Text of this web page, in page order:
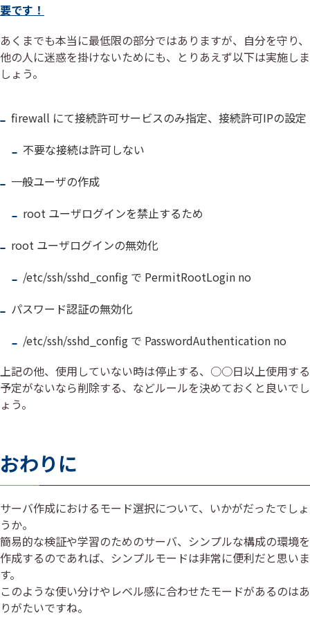
要です！
あくまでも本当に最低限の部分ではありますが、自分を守り、
他の人に迷惑を掛けないためにも、とりあえず以下は実施しま
しょう。
firewall にて接続許可サービスのみ指定、接続許可IPの設定
不要な接続は許可しない
一般ユーザの作成
root ユーザログインを禁止するため
root ユーザログインの無効化
/etc/ssh/sshd_config で PermitRootLogin no
パスワード認証の無効化
/etc/ssh/sshd_config で PasswordAuthentication no
上記の他、使用していない時は停止する、○○日以上使用する
予定がないなら削除する、などルールを決めておくと良いでし
ょう。
おわりに
サーバ作成におけるモード選択について、いかがだったでしょ
うか。
簡易的な検証や学習のためのサーバ、シンプルな構成の環境を
作成するのであれば、シンプルモードは非常に便利だと思いま
す。
このような使い分けやレベル感に合わせたモードがあるのはあ
りがたいですね。